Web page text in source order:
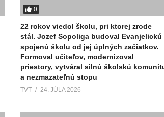
0
22 rokov viedol školu, pri ktorej zrode
stál. Jozef Sopoliga budoval Evanjelickú
spojenú školu od jej úplných začiatkov.
Formoval učiteľov, modernizoval
priestory, vytváral silnú školskú
a nezmazateľnú stopu
TVT 24. JÚLA 2026